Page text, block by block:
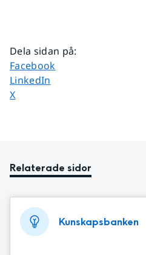
Dela sidan på:
Dela sidan på
Facebook
Dela sidan på
LinkedIn
Dela sidan på
X
Relaterade sidor
Kunskapsbanken